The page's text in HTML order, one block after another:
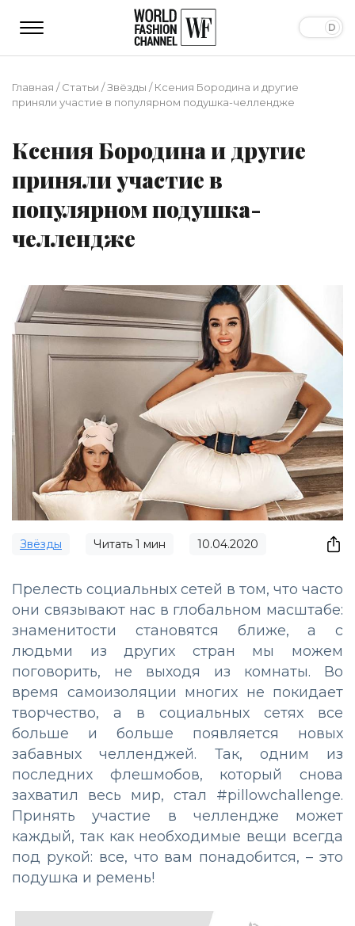
Главная /Статьи /Звёзды /Ксения Бородина и другие
приняли участие в популярном подушка-челлендже
Ксения Бородина и другие
приняли участие в
популярном подушка-
челлендже
Звёзды Читать 1 мин 10.04.2020
Прелесть социальных сетей в том, что часто
они связывают нас в глобальном масштабе:
знаменитости становятся ближе, а с
людьми из других стран мы можем
поговорить, не выходя из комнаты. Во
время самоизоляции многих не покидает
творчество, а в социальных сетях все
больше и больше появляется новых
забавных челленджей. Так, одним из
последних флешмобов, который снова
захватил весь мир, стал #pillowchallenge.
Принять участие в челлендже может
каждый, так как необходимые вещи всегда
под рукой: все, что вам понадобится, – это
подушка и ремень!